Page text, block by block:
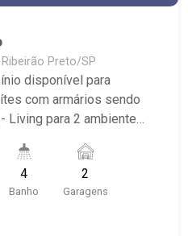
Preto/SP
disponível para
com armários sendo
Living para 2 ambientes
gourmet com
- Vestiário; -
planejadas; - 4 vagas
4
Banho
2
Garagens